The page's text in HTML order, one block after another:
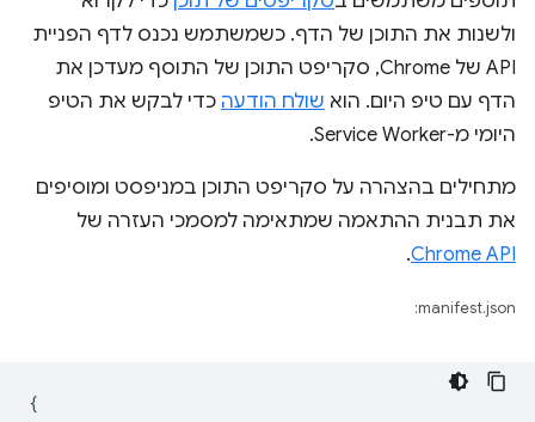
ולשנות את התוכן של הדף. כשמשתמש נכנס לדף הפניית
API של Chrome, סקריפט התוכן של התוסף מעדכן את
הדף עם טיפ היום. הוא שולח הודעה כדי לבקש את הטיפ
היומי מ-Service Worker.
מתחילים בהצהרה על סקריפט התוכן במניפסט ומוסיפים
את תבנית ההתאמה שמתאימה למסמכי העזרה של
Chrome API
.
manifest.json:
{